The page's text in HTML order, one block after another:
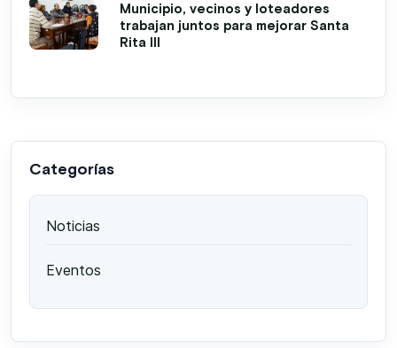
Municipio, vecinos y loteadores
trabajan juntos para mejorar Santa
Rita III
Categorías
Noticias
Eventos